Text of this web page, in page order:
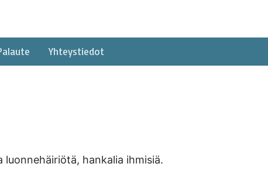
Yhteystiedot
hankalia ihmisiä.